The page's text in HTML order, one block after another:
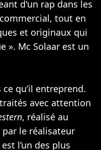
d'un rap dans les
tout en
et originaux qui
». Mc Solaar est un
qu’il entreprend.
avec attention
, réalisé au
par le réalisateur
l’un des plus